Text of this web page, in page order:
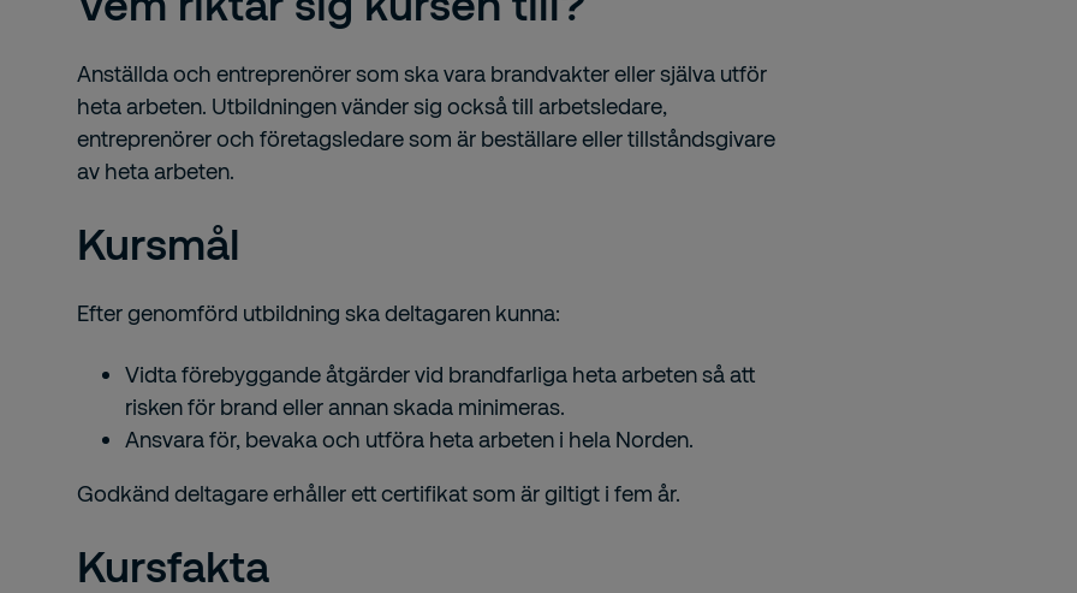
Anställda och entreprenörer som ska vara brandvakter eller själva utför
heta arbeten. Utbildningen vänder sig också till arbetsledare,
entreprenörer och företagsledare som är beställare eller tillståndsgivare
av heta arbeten.
Kursmål
Efter genomförd utbildning ska deltagaren kunna:
Vidta förebyggande åtgärder vid brandfarliga heta arbeten så att
risken för brand eller annan skada minimeras.
Ansvara för, bevaka och utföra heta arbeten i hela Norden.
Godkänd deltagare erhåller ett certifikat som är giltigt i fem år.
Kursfakta